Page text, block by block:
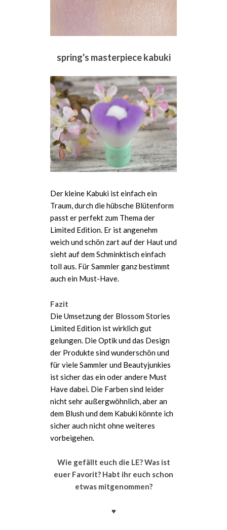
spring's masterpiece kabuki
Der kleine Kabuki ist einfach ein
Traum, durch die hübsche Blütenform
passt er perfekt zum Thema der
Limited Edition. Er ist angenehm
weich und schön zart auf der Haut und
sieht auf dem Schminktisch einfach
toll aus. Für Sammler ganz bestimmt
auch ein Must-Have.
Fazit
Die Umsetzung der Blossom Stories
Limited Edition ist wirklich gut
gelungen. Die Optik und das Design
der Produkte sind wunderschön und
für viele Sammler und Beautyjunkies
ist sicher das ein oder andere Must
Have dabei. Die Farben sind leider
nicht sehr außergwöhnlich, aber an
dem Blush und dem Kabuki könnte ich
sicher auch nicht ohne weiteres
vorbeigehen.
Wie gefällt euch die LE? Was ist
euer Favorit? Habt ihr euch schon
etwas mitgenommen?
♥